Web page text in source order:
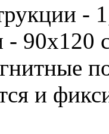
-
- 90х120
и